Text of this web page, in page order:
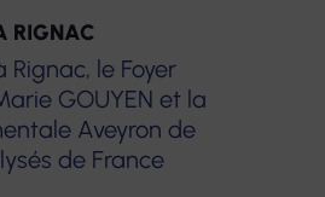
RIGNAC
Rignac, le Foyer
GOUYEN et la
Aveyron de
de France